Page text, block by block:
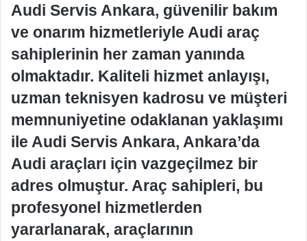
Audi Servis Ankara, güvenilir bakım
ve onarım hizmetleriyle Audi araç
sahiplerinin her zaman yanında
olmaktadır. Kaliteli hizmet anlayışı,
uzman teknisyen kadrosu ve müşteri
memnuniyetine odaklanan yaklaşımı
ile Audi Servis Ankara, Ankara’da
Audi araçları için vazgeçilmez bir
adres olmuştur. Araç sahipleri, bu
profesyonel hizmetlerden
yararlanarak, araçlarının